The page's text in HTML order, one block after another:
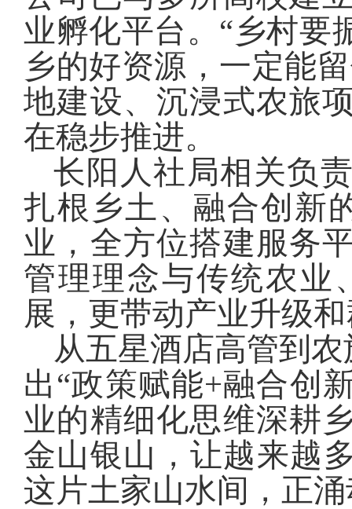
业孵化平台。“乡村要
乡的好资源，一定能
地建设、沉浸式农旅
在稳步推进。
长阳人社局相关负
扎根乡土、融合创新
业，全方位搭建服务
管理理念与传统农业
展，更带动产业升级
从五星酒店高管到
出“政策赋能+融合创
业的精细化思维深耕
金山银山，让越来越
这片土家山水间，正